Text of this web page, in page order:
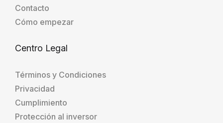
Contacto
Cómo empezar
Centro Legal
Términos y Condiciones
Privacidad
Cumplimiento
Protección al inversor